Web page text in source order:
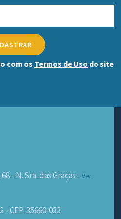
com os Termos de Uso do site
- N. Sra. das Graças - Ver
- CEP: 35660-033